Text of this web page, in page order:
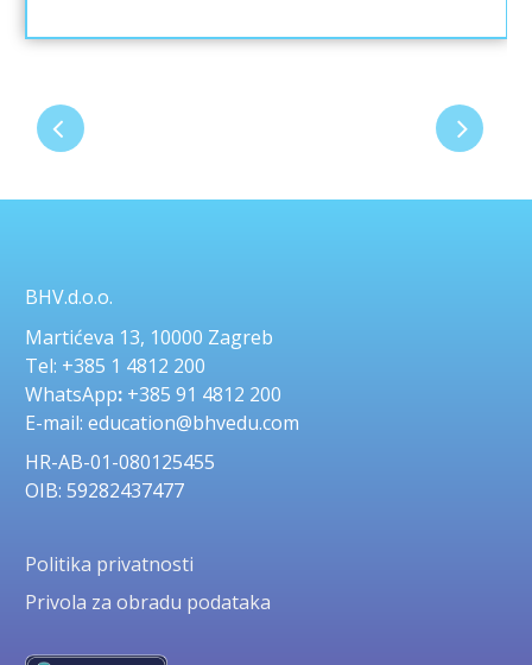
BHV.d.o.o.
Martićeva 13, 10000 Zagreb
Tel: +385 1 4812 200
WhatsApp:+385 91 4812 200
E-mail: education@bhvedu.com
HR-AB-01-080125455
OIB: 59282437477
Politika privatnosti
Privola za obradu podataka